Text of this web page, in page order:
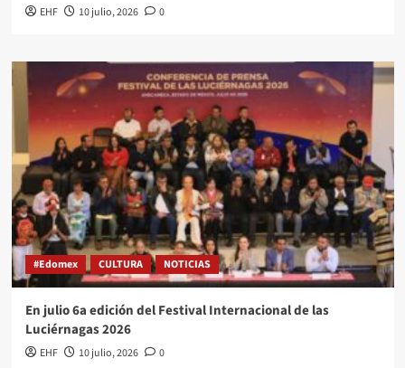
EHF 10 julio, 2026 0
#Edomex CULTURA NOTICIAS
En julio 6a edición del Festival Internacional de las
Luciérnagas 2026
EHF 10 julio, 2026 0